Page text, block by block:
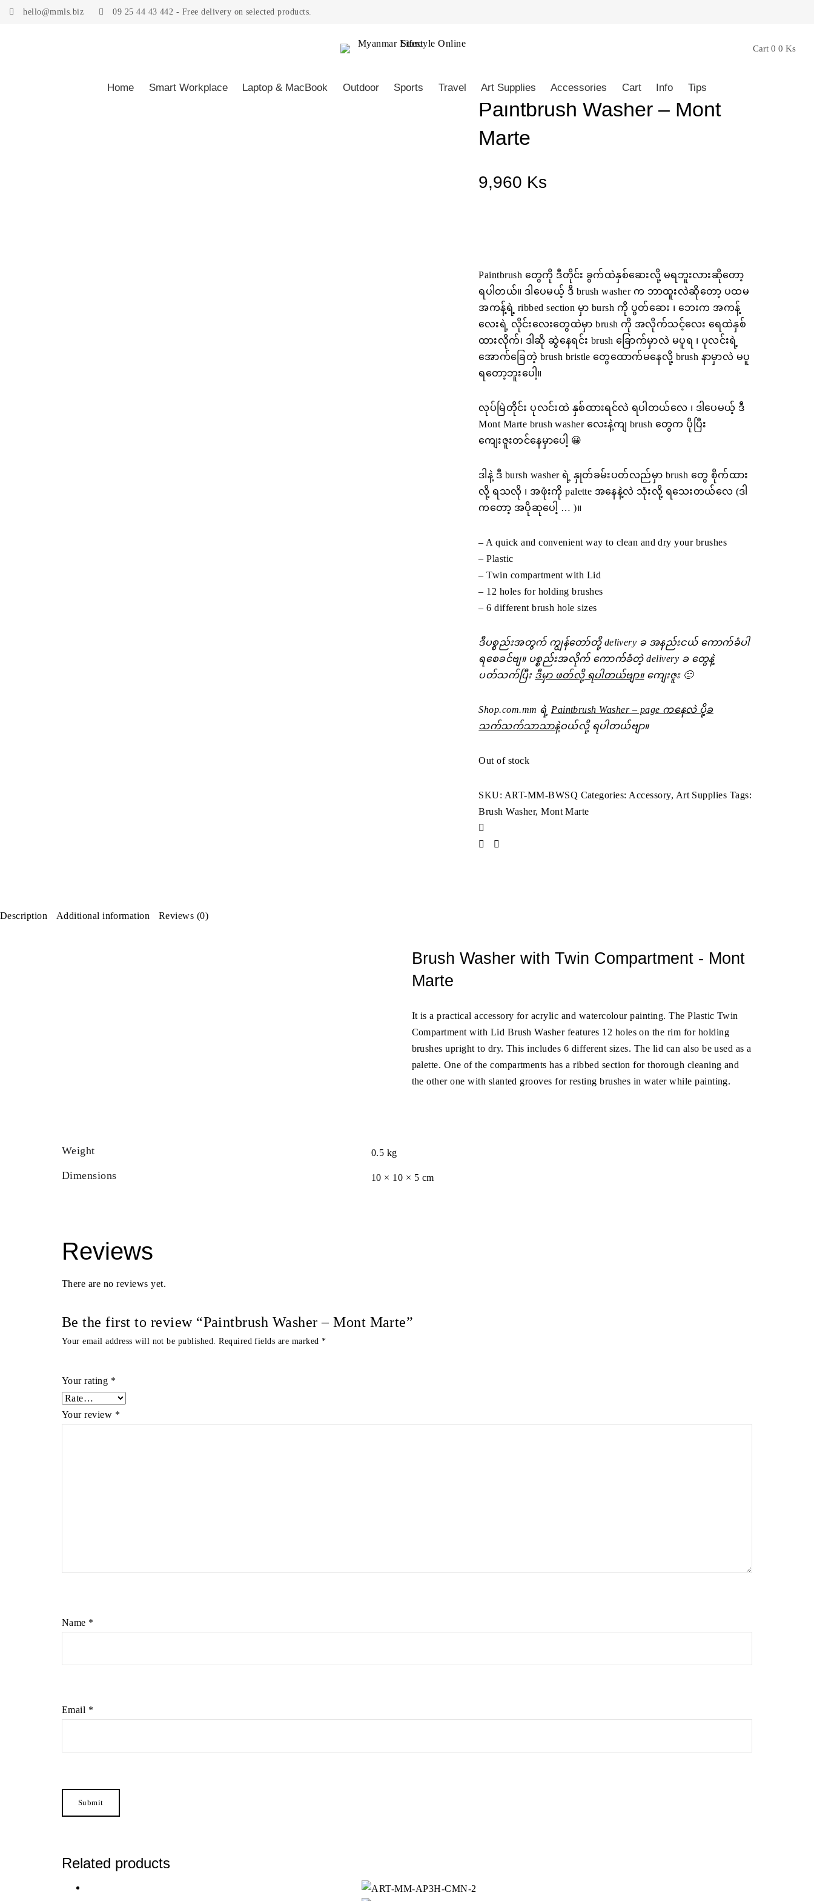
hello@mmls.biz 09 25 44 43 442 - Free delivery on selected products.
Cart 0 0 Ks
Home Smart Workplace Laptop & MacBook Outdoor Sports Travel Art Supplies Accessories Cart Info Tips
Home/Shop/Art Supplies/Accessory/ Paintbrush Washer – Mont Marte
Paintbrush Washer – Mont
Marte
9,960 Ks
Paintbrush တွေကို ဒီတိုင်း ခွက်ထဲနှစ်ဆေးလို့ မရဘူးလားဆိုတော့
ရပါတယ်။ ဒါပေမယ့် ဒီ brush washer က ဘာထူးလဲဆိုတော့ ပထမ
အကန့်ရဲ့ ribbed section မှာ bursh ကို ပွတ်ဆေး ၊ ဘေးက အကန့်
လေးရဲ့ လိုင်းလေးတွေထဲမှာ brush ကို အလိုက်သင့်လေး ရေထဲနှစ်
ထားလိုက်၊ ဒါဆို ဆွဲနေရင်း brush ‌‌ခြောက်မှာလဲ မပူရ ၊ ပုလင်းရဲ့
အောက်ခြေတဲ့ brush bristle တွေထောက်မနေလို့ brush နာမှာလဲ မပူ
ရတော့ဘူးပေါ့။
လုပ်မြဲတိုင်း ပုလင်းထဲ နှစ်ထားရင်လဲ ရပါတယ်လေ ၊ ဒါပေမယ့် ဒီ
Mont Marte brush washer လေးနဲ့ကျ brush တွေက ပိုပြီး
ကျေးဇူးတင်နေမှာပေါ့ 😀
ဒါနဲ့ ဒီ bursh washer ရဲ့ နှုတ်ခမ်းပတ်လည်မှာ brush တွေ စိုက်ထား
လို့ ရသလို ၊ အဖုံးကို palette အနေနဲ့လဲ သုံးလို့ ရသေးတယ်လေ (ဒါ
ကတော့ အပိုဆုပေါ့ … )။
– A quick and convenient way to clean and dry your brushes
– Plastic
– Twin compartment with Lid
– 12 holes for holding brushes
– 6 different brush hole sizes
ဒီပစ္စည်းအတွက် ကျွန်တော်တို့ delivery ခ အနည်းငယ် ‌ကောက်ခံပါ
ရစေခင်ဗျ။ ပစ္စည်းအလိုက် ကောက်ခံတဲ့ delivery ခ ‌တွေနဲ့
ပတ်သက်ပြီး ဒီမှာ ဖတ်လို့ ရပါတယ်ဗျာ။ကျေးဇူး 🙂
Shop.com.mm ရဲ့ Paintbrush Washer – page ကနေလဲ ပို့ခ
သက်သက်သာသာနဲ့ဝယ်လို့ ရပါတယ်ဗျာ။
Out of stock
SKU: ART-MM-BWSQ Categories: Accessory, Art Supplies Tags:
Brush Washer,Mont Marte
Description Additional information Reviews (0)
Brush Washer with Twin Compartment - Mont
Marte
It is a practical accessory for acrylic and watercolour painting. The Plastic Twin
Compartment with Lid Brush Washer features 12 holes on the rim for holding
brushes upright to dry. This includes 6 different sizes. The lid can also be used as a
palette. One of the compartments has a ribbed section for thorough cleaning and
the other one with slanted grooves for resting brushes in water while painting.
Weight 0.5 kg
Dimensions 10 × 10 × 5 cm
Reviews
There are no reviews yet.
Be the first to review “Paintbrush Washer – Mont Marte”
Your email address will not be published. Required fields are marked*
Your rating *
Your review *
Name *
Email *
Related products